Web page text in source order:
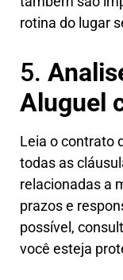
rotina do lugar
5.
Aluguel
Leia o contrato
todas as
relacionadas a
prazos e
possível,
você esteja